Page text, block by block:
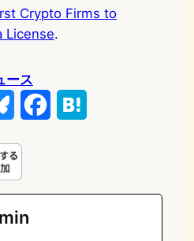
Crypto Firms to
License.
ース
u
e
s
e
e